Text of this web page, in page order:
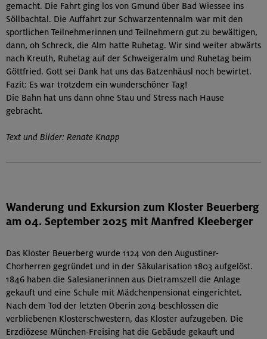
gemacht. Die Fahrt ging los von Gmund über Bad Wiessee ins
Söllbachtal. Die Auffahrt zur Schwarzentennalm war mit den
sportlichen Teilnehmerinnen und Teilnehmern gut zu bewältigen,
dann, oh Schreck, die Alm hatte Ruhetag. Wir sind weiter abwärts
nach Kreuth, Ruhetag auf der Schweigeralm und Ruhetag beim
Göttfried. Gott sei Dank hat uns das Batzenhäusl noch bewirtet.
Fazit: Es war trotzdem ein wunderschöner Tag!
Die Bahn hat uns dann ohne Stau und Stress nach Hause
gebracht.
Text und Bilder: Renate Knapp
Wanderung und Exkursion zum Kloster Beuerberg
am 04. September 2025 mit Manfred Kleeberger
Das Kloster Beuerberg wurde 1124 von den Augustiner-
Chorherren gegründet und in der Säkularisation 1803 aufgelöst.
1846 haben die Salesianerinnen aus Dietramszell die Anlage
gekauft und eine Schule mit Mädchenpensionat eingerichtet.
Nach dem Tod der letzten Oberin 2014 beschlossen die
verbliebenen Klosterschwestern, das Kloster aufzugeben. Die
Erzdiözese München-Freising hat die Gebäude gekauft und